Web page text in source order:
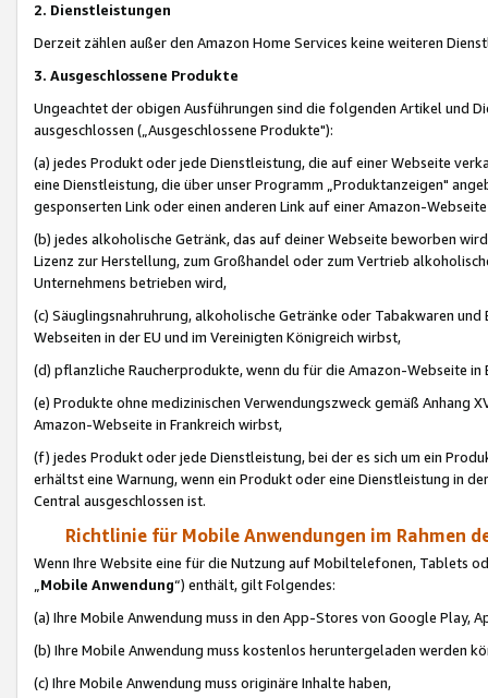
2. Dienstleistungen
Derzeit zählen außer den Amazon Home Services keine weiteren
3. Ausgeschlossene Produkte
Ungeachtet der obigen Ausführungen sind die folgenden Artikel und
ausgeschlossen („Ausgeschlossene Produkte"):
(a) jedes Produkt oder jede Dienstleistung, die auf einer Webseite
eine Dienstleistung, die über unser Programm „Produktanzeigen"
gesponserten Link oder einen anderen Link auf einer Amazon-
(b) jedes alkoholische Getränk, das auf deiner Webseite beworben
Lizenz zur Herstellung, zum Großhandel oder zum Vertrieb
Unternehmens betrieben wird,
(c) Säuglingsnahruhrung, alkoholische Getränke oder Tabakwaren
Webseiten in der EU und im Vereinigten Königreich wirbst,
(d) pflanzliche Raucherprodukte, wenn du für die Amazon-Webseite in
(e) Produkte ohne medizinischen Verwendungszweck gemäß Anhang
Amazon-Webseite in Frankreich wirbst,
(f) jedes Produkt oder jede Dienstleistung, bei der es sich um ein
erhältst eine Warnung, wenn ein Produkt oder eine Dienstleistung in
Central ausgeschlossen ist.
Richtlinie für Mobile Anwendungen im Rahmen
Wenn Ihre Website eine für die Nutzung auf Mobiltelefonen, Tablets
„Mobile Anwendung“) enthält, gilt Folgendes:
(a) Ihre Mobile Anwendung muss in den App-Stores von Google Play,
(b) Ihre Mobile Anwendung muss kostenlos heruntergeladen werden
(c) Ihre Mobile Anwendung muss originäre Inhalte haben,